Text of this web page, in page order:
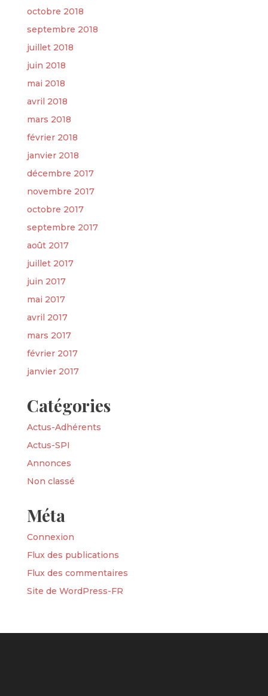
octobre 2018
septembre 2018
juillet 2018
juin 2018
mai 2018
avril 2018
mars 2018
février 2018
janvier 2018
décembre 2017
novembre 2017
octobre 2017
septembre 2017
août 2017
juillet 2017
juin 2017
mai 2017
avril 2017
mars 2017
février 2017
janvier 2017
Catégories
Actus-Adhérents
Actus-SPI
Annonces
Non classé
Méta
Connexion
Flux des publications
Flux des commentaires
Site de WordPress-FR